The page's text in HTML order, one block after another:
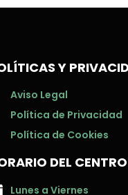
Y
Aviso Legal
Política de Privacidad
Política de Cookies
DEL CENTRO
Lunes a Viernes